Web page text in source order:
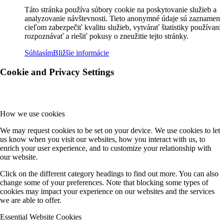
Táto stránka používa súbory cookie na poskytovanie služieb a
analyzovanie návštevnosti. Tieto anonymné údaje sú
cieľom zabezpečiť kvalitu služieb, vytvárať štatistiky
rozpoznávať a riešiť pokusy o zneužitie tejto stránky.
SúhlasímBližšie informácie
Cookie and Privacy Settings
How we use cookies
We may request cookies to be set on your device. We use cookies to let
us know when you visit our websites, how you interact with us, to
enrich your user experience, and to customize your relationship with
our website.
Click on the different category headings to find out more. You can also
change some of your preferences. Note that blocking some types of
cookies may impact your experience on our websites and the services
we are able to offer.
Essential Website Cookies